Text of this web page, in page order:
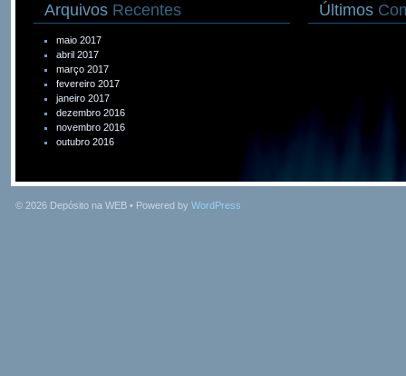
Arquivos Recentes
maio 2017
abril 2017
março 2017
fevereiro 2017
janeiro 2017
dezembro 2016
novembro 2016
outubro 2016
Últimos
© 2026 Depósito na WEB • Powered by WordPress